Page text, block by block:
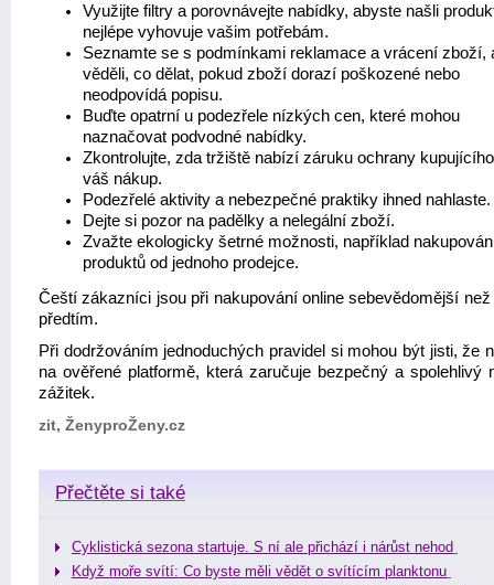
Využijte filtry a porovnávejte nabídky, abyste našli
nejlépe vyhovuje vašim potřebám.
Seznamte se s podmínkami reklamace a vrácení zboží,
věděli, co dělat, pokud zboží dorazí poškozené nebo
neodpovídá popisu.
Buďte opatrní u podezřele nízkých cen, které mohou
naznačovat podvodné nabídky.
Zkontrolujte, zda tržiště nabízí záruku ochrany
váš nákup.
Podezřelé aktivity a nebezpečné praktiky ihned nahlaste.
Dejte si pozor na padělky a nelegální zboží.
Zvažte ekologicky šetrné možnosti, například
produktů od jednoho prodejce.
Čeští zákazníci jsou při nakupování online sebevědomější
předtím.
Při dodržováním jednoduchých pravidel si mohou být jisti, že
na ověřené platformě, která zaručuje bezpečný a spolehlivý
zážitek.
zit, ŽenyproŽeny.cz
Přečtěte si také
Cyklistická sezona startuje. S ní ale přichází i nárůst nehod
Když moře svítí: Co byste měli vědět o svítícím planktonu